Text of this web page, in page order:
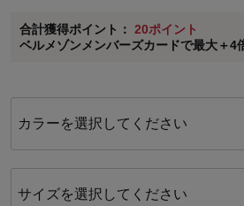
合計獲得ポイント： 20ポイント
ベルメゾンメンバーズカードで最大＋4
※メンバーズカードの加算ポイントはステー
に対して適用されます。
カラーを選択してください
サイズを選択してください